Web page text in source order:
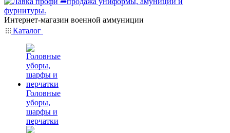
Интернет-магазин военной аммуниции
Каталог
Головные
уборы,
шарфы и
перчатки